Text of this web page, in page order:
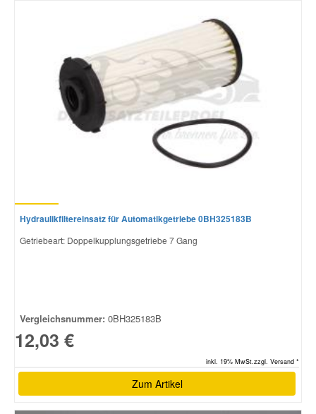
Hydraulikfiltereinsatz für Automatikgetriebe 0BH325183B
Getriebeart: Doppelkupplungsgetriebe 7 Gang
Vergleichsnummer: 0BH325183B
12,03 €
inkl. 19% MwSt.zzgl. Versand *
Zum Artikel